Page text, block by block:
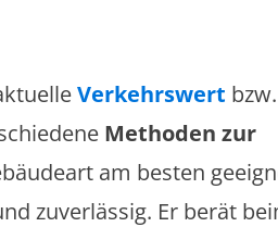
Verkehrswert bzw.
Methoden zur
am besten
zuverlässig. Er berät